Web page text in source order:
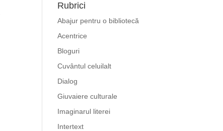
Rubrici
Abajur pentru o bibliotecă
Acentrice
Bloguri
Cuvântul celuilalt
Dialog
Giuvaiere culturale
Imaginarul literei
Intertext